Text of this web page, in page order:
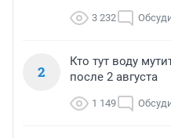
3 232
2
Кто тут воду
после 2 августа
1 149